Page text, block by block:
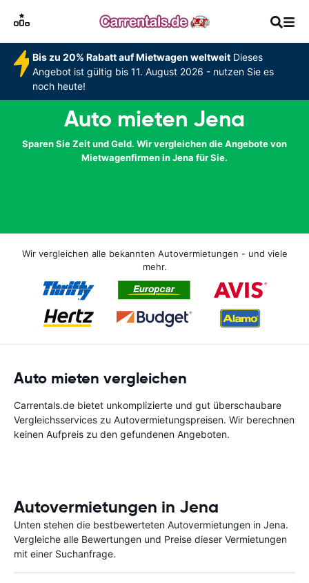
Bis zu 20% Rabatt auf Mietwagen weltweitDieses
Angebot ist gültig bis 11. August 2026 - nutzen Sie es
noch heute!
Auto mieten Jena
Sparen Sie Zeit und Geld. Wir vergleichen die Angebote von
Mietwagenfirmen in Jena für Sie.
Wir vergleichen alle bekannten Autovermietungen - und viele
mehr.
Auto mieten vergleichen
Carrentals.de bietet unkomplizierte und gut überschaubare
Vergleichsservices zu Autovermietungspreisen. Wir berechnen
keinen Aufpreis zu den gefundenen Angeboten.
Autovermietungen in Jena
Unten stehen die bestbewerteten Autovermietungen in Jena.
Vergleiche alle Bewertungen und Preise dieser Vermietungen
mit einer Suchanfrage.